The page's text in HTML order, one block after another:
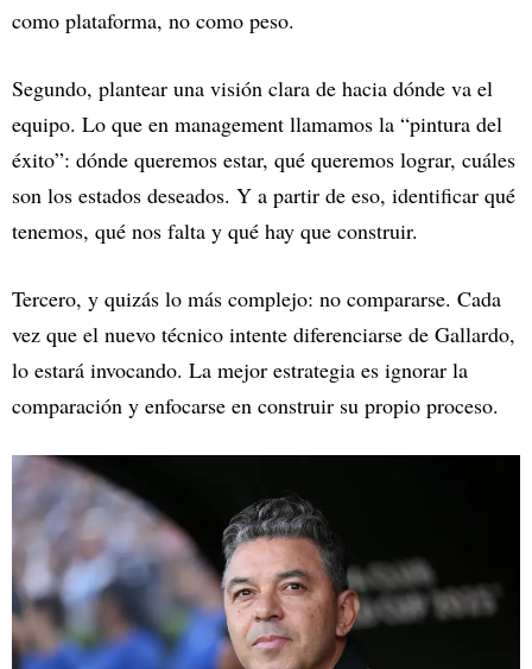
como plataforma, no como peso.
Segundo, plantear una visión clara de hacia dónde va el
equipo. Lo que en management llamamos la “pintura del
éxito”: dónde queremos estar, qué queremos lograr, cuáles
son los estados deseados. Y a partir de eso, identificar qué
tenemos, qué nos falta y qué hay que construir.
Tercero, y quizás lo más complejo: no compararse. Cada
vez que el nuevo técnico intente diferenciarse de Gallardo,
lo estará invocando. La mejor estrategia es ignorar la
comparación y enfocarse en construir su propio proceso.